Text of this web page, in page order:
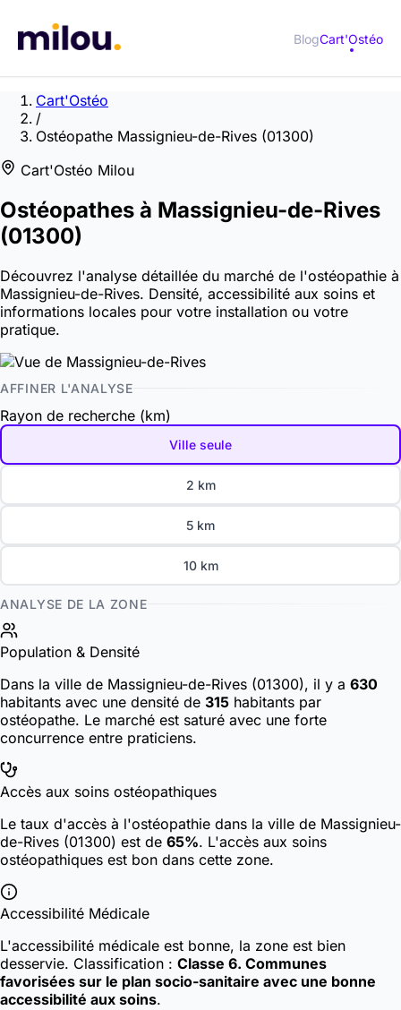
BlogCart'Ostéo
Cart'Ostéo
/
Ostéopathe Massignieu-de-Rives (01300)
Cart'Ostéo Milou
Ostéopathes à Massignieu-de-Rives
(01300)
Découvrez l'analyse détaillée du marché de l'ostéopathie à
Massignieu-de-Rives. Densité, accessibilité aux soins et
informations locales pour votre installation ou votre
pratique.
AFFINER L'ANALYSE
Rayon de recherche (km)
Ville seule
2 km
5 km
10 km
ANALYSE DE LA ZONE
Population & Densité
Dans la ville de Massignieu-de-Rives (01300), il y a 630
habitants avec une densité de 315 habitants par
ostéopathe. Le marché est saturé avec une forte
concurrence entre praticiens.
Accès aux soins ostéopathiques
Le taux d'accès à l'ostéopathie dans la ville de Massignieu-
de-Rives (01300) est de 65%. L'accès aux soins
ostéopathiques est bon dans cette zone.
Accessibilité Médicale
L'accessibilité médicale est bonne, la zone est bien
desservie. Classification : Classe 6. Communes
favorisées sur le plan socio-sanitaire avec une bonne
accessibilité aux soins.